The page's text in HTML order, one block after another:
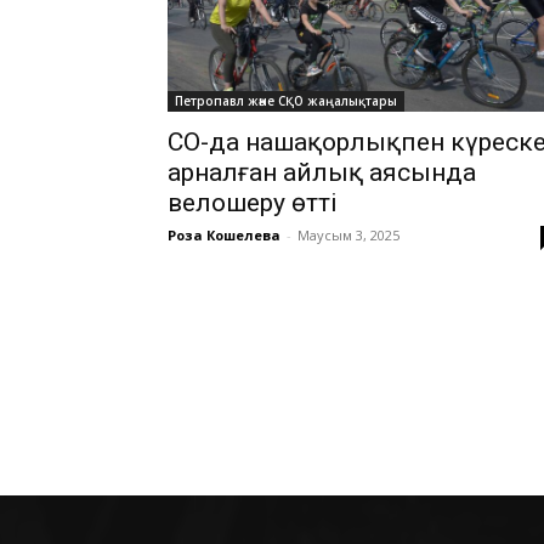
Петропавл және СҚО жаңалықтары
СҚО-да нашақорлықпен
арналған айлық аясында
велошеру өтті
Роза Кошелева - Маусым 3, 2025